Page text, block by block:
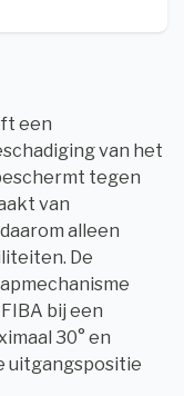
een
van het
tegen
van
alleen
De
​​bij een
30° en
uitgangspositie